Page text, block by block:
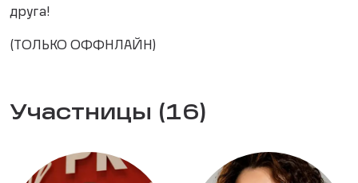
друга!
(ТОЛЬКО ОФФНЛАЙН)
Участницы (16)